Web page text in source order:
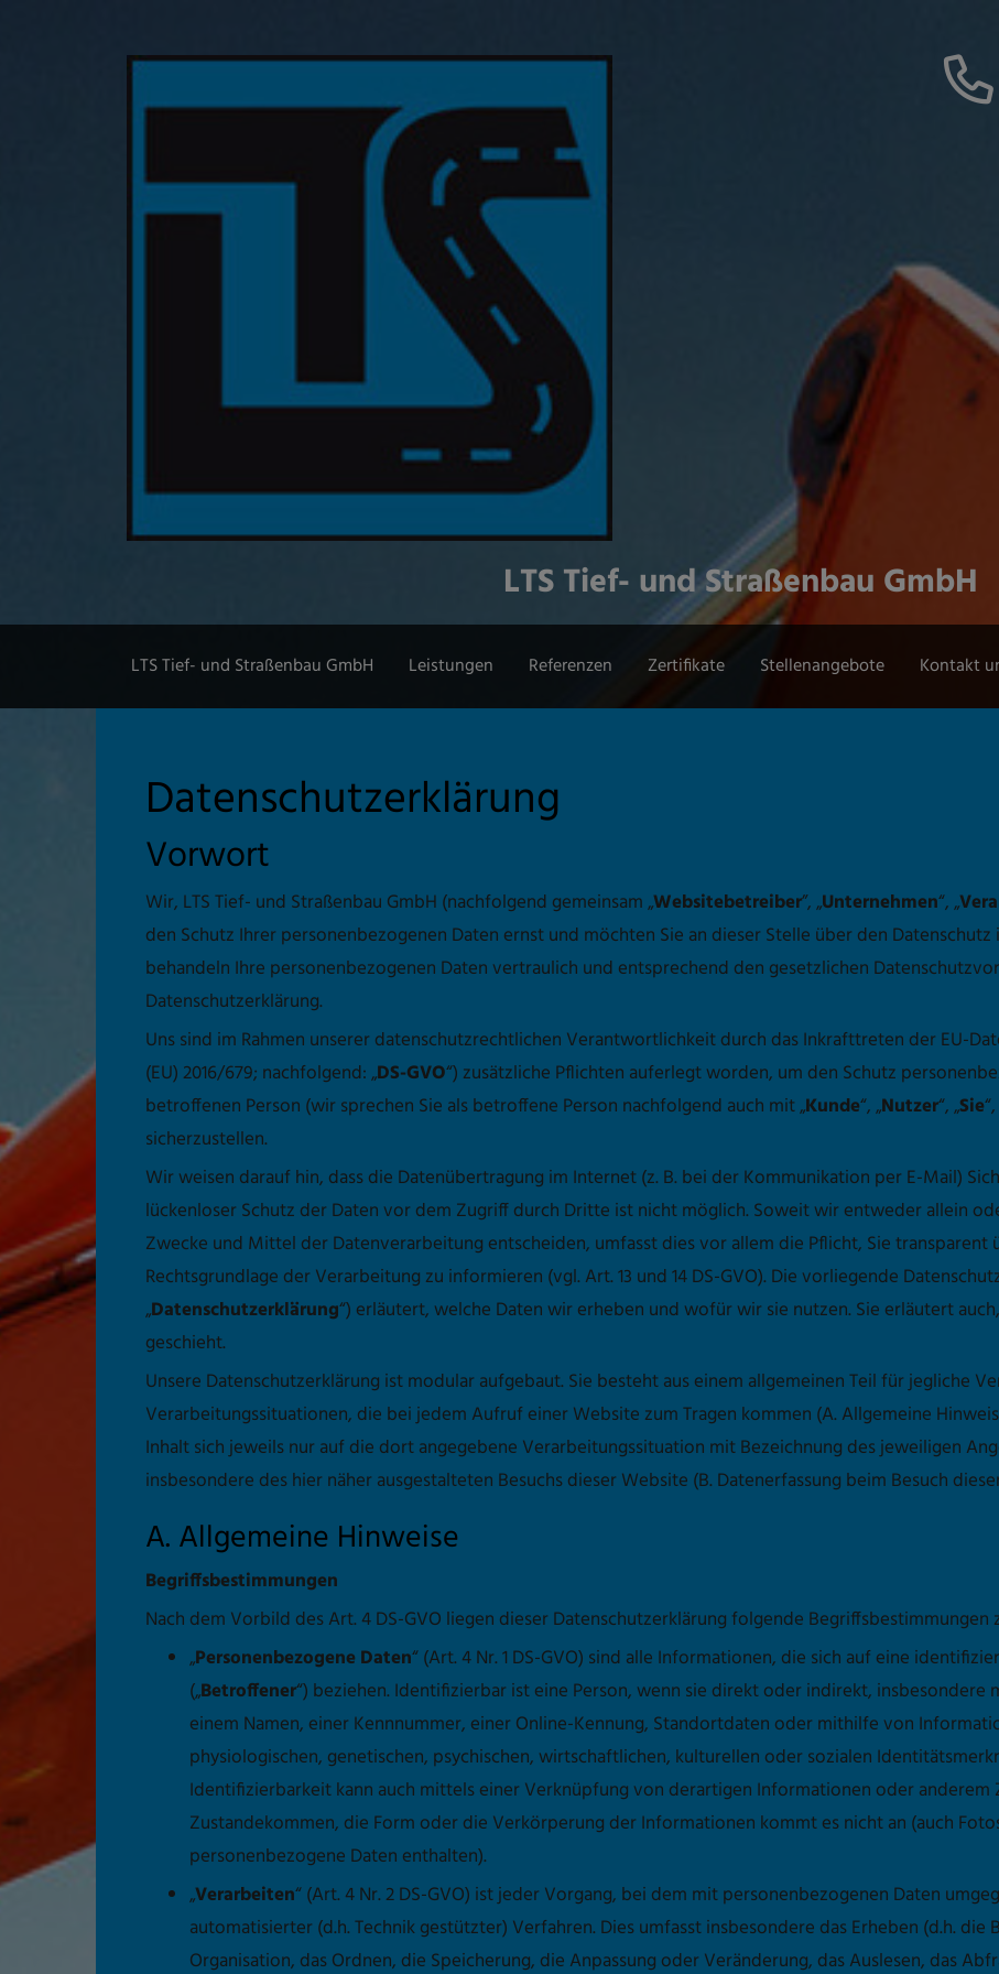
LTS Tief- und Straßenbau GmbH
LTS Tief- und Straßenbau GmbH Leistungen Referenzen Zertifikate Stellenangebote Kontakt
Datenschutzerklärung
Vorwort
Wir, LTS Tief- und Straßenbau GmbH (nachfolgend gemeinsam „Websitebetreiber”, „Unternehmen“, „
den Schutz Ihrer personenbezogenen Daten ernst und möchten Sie an dieser Stelle über den
behandeln Ihre personenbezogenen Daten vertraulich und entsprechend den gesetzlichen
Datenschutzerklärung.
Uns sind im Rahmen unserer datenschutzrechtlichen Verantwortlichkeit durch das Inkrafttreten der EU-
(EU) 2016/679; nachfolgend: „DS-GVO“) zusätzliche Pflichten auferlegt worden, um den Schutz
betroffenen Person (wir sprechen Sie als betroffene Person nachfolgend auch mit „Kunde“, „Nutzer“, „Sie
sicherzustellen.
Wir weisen darauf hin, dass die Datenübertragung im Internet (z. B. bei der Kommunikation per E-Mail)
lückenloser Schutz der Daten vor dem Zugriff durch Dritte ist nicht möglich. Soweit wir entweder allein
Zwecke und Mittel der Datenverarbeitung entscheiden, umfasst dies vor allem die Pflicht, Sie transparent
Rechtsgrundlage der Verarbeitung zu informieren (vgl. Art. 13 und 14 DS-GVO). Die vorliegende
„Datenschutzerklärung“) erläutert, welche Daten wir erheben und wofür wir sie nutzen. Sie erläutert
geschieht.
Unsere Datenschutzerklärung ist modular aufgebaut. Sie besteht aus einem allgemeinen Teil für jegliche
Verarbeitungssituationen, die bei jedem Aufruf einer Website zum Tragen kommen (A. Allgemeine
Inhalt sich jeweils nur auf die dort angegebene Verarbeitungssituation mit Bezeichnung des jeweiligen
insbesondere des hier näher ausgestalteten Besuchs dieser Website (B. Datenerfassung beim Besuch
A. Allgemeine Hinweise
Begriffsbestimmungen
Nach dem Vorbild des Art. 4 DS-GVO liegen dieser Datenschutzerklärung folgende Begriffsbestimmungen
„Personenbezogene Daten“ (Art. 4 Nr. 1 DS-GVO) sind alle Informationen, die sich auf eine
(„Betroffener“) beziehen. Identifizierbar ist eine Person, wenn sie direkt oder indirekt,
einem Namen, einer Kennnummer, einer Online-Kennung, Standortdaten oder mithilfe von
physiologischen, genetischen, psychischen, wirtschaftlichen, kulturellen oder sozialen
Identifizierbarkeit kann auch mittels einer Verknüpfung von derartigen Informationen oder anderem
Zustandekommen, die Form oder die Verkörperung der Informationen kommt es nicht an (auch
personenbezogene Daten enthalten).
„Verarbeiten“ (Art. 4 Nr. 2 DS-GVO) ist jeder Vorgang, bei dem mit personenbezogenen Daten
automatisierter (d.h. Technik gestützter) Verfahren. Dies umfasst insbesondere das Erheben (d.h. die
Organisation, das Ordnen, die Speicherung, die Anpassung oder Veränderung, das Auslesen, das